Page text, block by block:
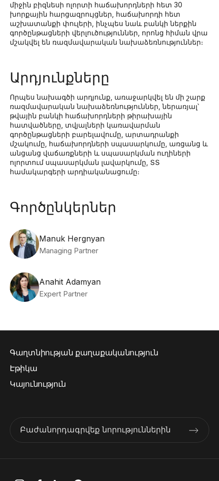
միջին բիզնեսի ոլորտի հաճախորդների հետ 30
խորքային հարցազրույցներ, հաճախորդի հետ
աշխատանքի փուլերի, ինչպես նաև բանկի ներքին
գործընթացների վերլուծություններ, որոնց հիման վրա
մշակվել են ռազմավարական նախաձեռնություններ։
Արդյունքները
Որպես նախագծի արդյունք, առաջարկվել են մի շարք
ռազմավարական նախաձեռնություններ, ներառյալ՝
թվային բանկի հաճախորդների թիրախային
հատվածները, տվյալների կառավարման
գործընթացների բարելավումը, արտադրանքի
մշակումը, հաճախորդների սպասարկումը, առցանց և
անցանց վաճառքների և սպասարկման ուղիների
ոլորտում սպասարկման լավարկումը, ՏՏ
համակարգերի արդիականացումը։
Գործընկերներ
Manuk Hergnyan
Managing Partner
Anahit Adamyan
Expert Partner
Բաժանորդագրվեք նորություններին
Գաղտնիության քաղաքականություն
Էթիկա
Կայունություն